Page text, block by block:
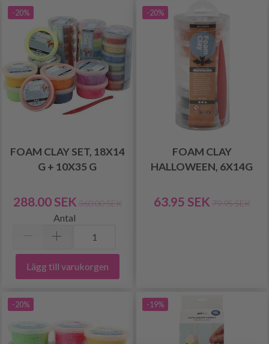
-20%
FOAM CLAY SET, 18X14
G + 10X35 G
288.00 SEK 360.00 SEK
Antal
Lägg till varukorgen
-20%
FOAM CLAY
HALLOWEEN, 6X14G
63.95 SEK 79.95 SEK
-20% -19%